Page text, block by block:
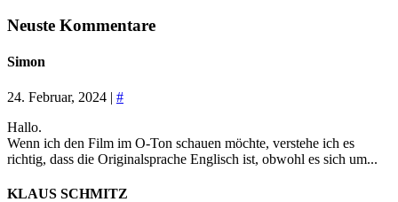
Neuste Kommentare
Simon
24. Februar, 2024 | #
Hallo.
Wenn ich den Film im O-Ton schauen möchte, verstehe ich es
richtig, dass die Originalsprache Englisch ist, obwohl es sich um...
KLAUS SCHMITZ